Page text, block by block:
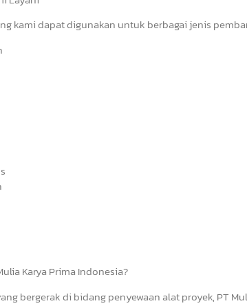
kami dapat digunakan untuk berbagai jenis
Karya Prima Indonesia?
bergerak di bidang penyewaan alat proyek, PT